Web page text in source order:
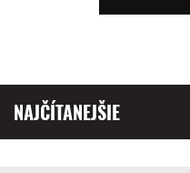
NAJČÍTANEJŠIE